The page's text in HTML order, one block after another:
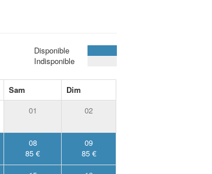
Disponible
Indisponible
Sam
Dim
01 02
08
85 €
09
85 €